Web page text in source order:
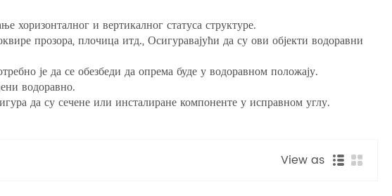
и вертикалног статуса структуре.
прозора, плочица итд., Осигуравајући да су ови објекти водоравни
је да се обезбеди да опрема буде у водоравном положају.
водоравно.
да су сечене или инсталиране компоненте у исправном углу.
View as